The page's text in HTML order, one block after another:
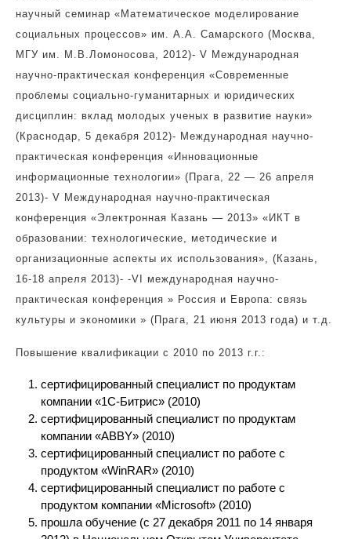
научный семинар «Математическое моделирование
социальных процессов» им. А.А. Самарского (Москва,
МГУ им. М.В.Ломоносова, 2012)- V Международная
научно-практическая конференция «Современные
проблемы социально-гуманитарных и юридических
дисциплин: вклад молодых ученых в развитие науки»
(Краснодар, 5 декабря 2012)- Международная научно-
практическая конференция «Инновационные
информационные технологии» (Прага, 22 — 26 апреля
2013)- V Международная научно-практическая
конференция «Электронная Казань — 2013» «ИКТ в
образовании: технологические, методические и
организационные аспекты их использования», (Казань,
16-18 апреля 2013)- -VI международная научно-
практическая конференция » Россия и Европа: связь
культуры и экономики » (Прага, 21 июня 2013 года) и т.д.
Повышение квалификации с 2010 по 2013 г.г.:
сертифицированный специалист по продуктам
компании «1С-Битрис» (2010)
сертифицированный специалист по продуктам
компании «ABBY» (2010)
сертифицированный специалист по работе с
продуктом «WinRAR» (2010)
сертифицированный специалист по работе с
продуктом компании «Microsoft» (2010)
прошла обучение (с 27 декабря 2011 по 14 января